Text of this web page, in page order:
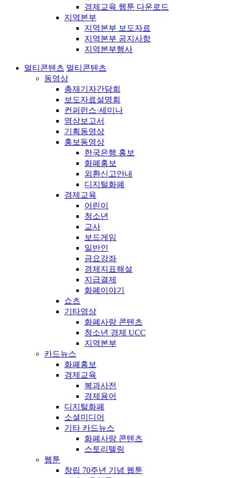
경제교육 웹툰 다운로드
지역본부
지역본부 보도자료
지역본부 공지사항
지역본부행사
멀티콘텐츠 멀티콘텐츠
동영상
총재기자간담회
보도자료설명회
컨퍼런스·세미나
영상보고서
기획동영상
홍보동영상
한국은행 홍보
화폐홍보
외환신고안내
디지털화폐
경제교육
어린이
청소년
교사
보드게임
일반인
금요강좌
경제지표해설
지급결제
화폐이야기
쇼츠
기타영상
화폐사랑 콘텐츠
청소년 경제 UCC
지역본부
카드뉴스
화폐홍보
경제교육
복과사전
경제용어
디지털화폐
소셜미디어
기타 카드뉴스
화폐사랑 콘텐츠
스토리텔링
웹툰
창립 70주년 기념 웹툰